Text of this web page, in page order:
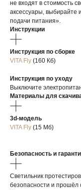
не входят в стоимость
аксессуары, выбирайте
подачи питания».
Инструкции
Инструкция по сборке
VITA Fly (160 Кб)
Инструкция по уходу
Выключите
Материалы для
3d-модель
VITA Fly (15 Мб)
Безопасность и
Светильник
безопасности и прошёл
Контакты
Мой Дизайн
Монтаж и уход
Каталог